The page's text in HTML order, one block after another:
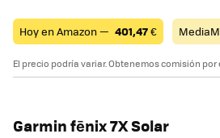
Hoy en Amazon — 401,47€
El precio podría variar. Obtenemos comisión
Garmin fēnix ​​7X Solar